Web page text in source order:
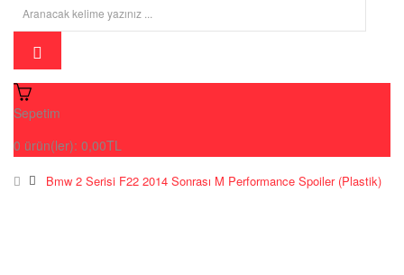
Sepetim
0 ürün(ler): 0,00TL
Bmw 2 Serisi F22 2014 Sonrası M Performance Spoiler (Plastik)